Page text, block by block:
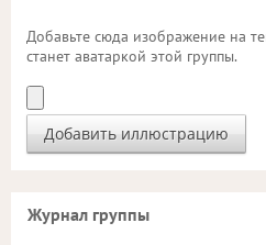
Добавьте сюда изображение на
станет аватаркой этой группы.
Журнал группы